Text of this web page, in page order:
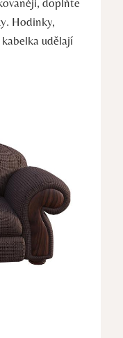
doplňte
Hodinky,
udělají